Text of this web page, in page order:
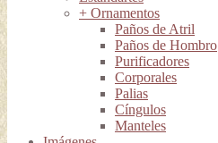
+ Ornamentos
Paños de Atril
Paños de Hombro
Purificadores
Corporales
Palias
Cíngulos
Manteles